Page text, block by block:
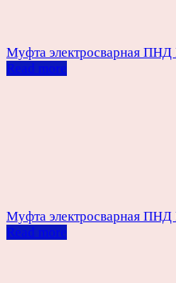
Муфта электросварная
Read more
Муфта электросварная
Read more